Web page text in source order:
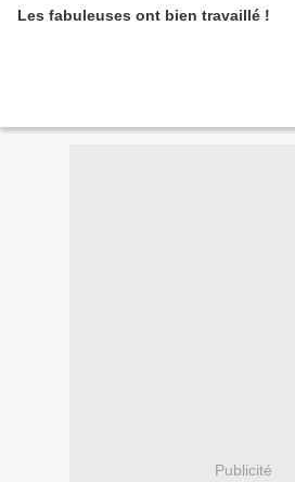
Les fabuleuses ont bien travaillé !
Publicité